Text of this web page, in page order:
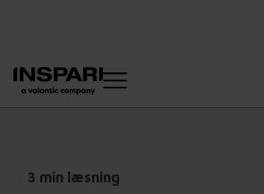
3 min læsning